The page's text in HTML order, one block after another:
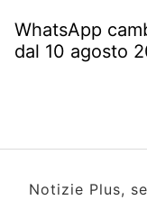
WhatsApp
dal 10 agosto
Notizie Plus,